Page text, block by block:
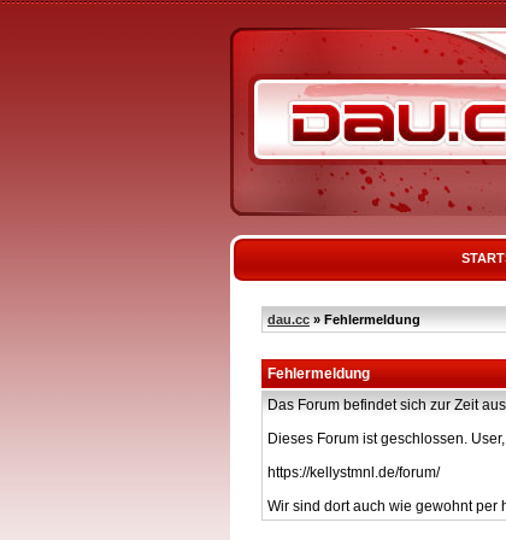
dau.cc » Fehlermeldung
Fehlermeldung
Das Forum befindet sich zur Zeit
Dieses Forum ist geschlossen.
https://kellystmnl.de/forum/
Wir sind dort auch wie gewohnt per